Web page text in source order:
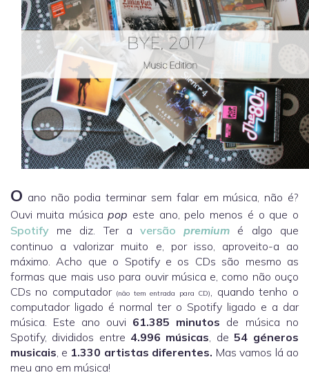
O ano não podia terminar sem falar em música, não é?
Ouvi muita música pop este ano, pelo menos é o que o
Spotify me diz. Ter a versão premium é algo que
continuo a valorizar muito e, por isso, aproveito-a ao
máximo. Acho que o Spotify e os CDs são mesmo as
formas que mais uso para ouvir música e, como não ouço
CDs no computador (não tem entrada para CD)
, quando tenho o
computador ligado é normal ter o Spotify ligado e a dar
música. Este ano ouvi 61.385 minutos de música no
Spotify, divididos entre 4.996 músicas , de 54 géneros
musicais , e 1.330 artistas diferentes. Mas vamos lá ao
meu ano em música!